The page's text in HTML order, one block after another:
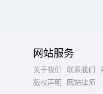
网站服务
关于我们 联系我们
版权声明
网站律师